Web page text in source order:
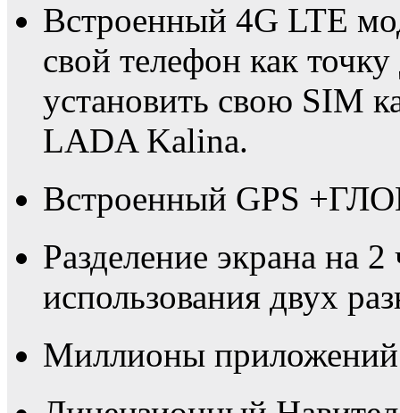
Встроенный 4G LTE
свой телефон как
установить свою SIM
LADA Kalina.
Встроенный GPS
Разделение экрана на
использования двух
Миллионы приложений